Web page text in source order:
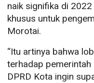
naik signifika di
khusus untuk
Morotai.
“Itu artinya bahwa
terhadap
DPRD Kota ingin